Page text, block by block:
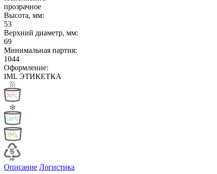
прозрачное
Высота, мм:
53
Верхний диаметр, мм:
69
Минимальная партия:
1044
Оформление:
IML ЭТИКЕТКА
Описание Логистика